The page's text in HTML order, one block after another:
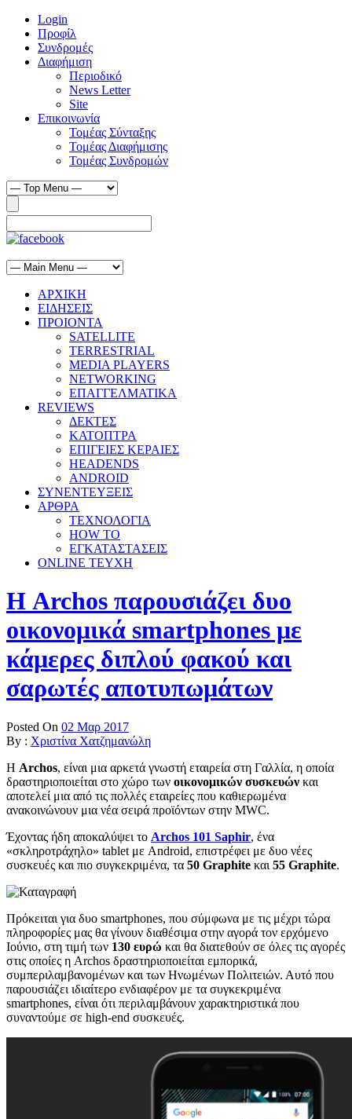
Login
Προφίλ
Συνδρομές
Διαφήμιση
Περιοδικό
News Letter
Site
Επικοινωνία
Τομέας Σύνταξης
Τομέας Διαφήμισης
Τομέας Συνδρομών
ΑΡΧΙΚΗ
ΕΙΔΗΣΕΙΣ
ΠΡΟΙΟΝΤΑ
SATELLITE
TERRESTRIAL
MEDIA PLAYERS
NETWORKING
ΕΠΑΓΓΕΛΜΑΤΙΚΑ
REVIEWS
ΔΕΚΤΕΣ
ΚΑΤΟΠΤΡΑ
ΕΠΙΓΕΙΕΣ ΚΕΡΑΙΕΣ
HEADENDS
ANDROID
ΣΥΝΕΝΤΕΥΞΕΙΣ
ΑΡΘΡΑ
ΤΕΧΝΟΛΟΓΙΑ
HOW TO
ΕΓΚΑΤΑΣΤΑΣΕΙΣ
ONLINE TEYXH
Η Archos παρουσιάζει δυο
οικονομικά smartphones με
κάμερες διπλού φακού και
σαρωτές αποτυπωμάτων
Posted On 02 Μαρ 2017
By : Χριστίνα Χατζημανώλη
Η Archos, είναι μια αρκετά γνωστή εταιρεία στη Γαλλία, η οποία
δραστηριοποιείται στο χώρο των οικονομικών συσκευών και
αποτελεί μια από τις πολλές εταιρείες που καθιερωμένα
ανακοινώνουν μια νέα σειρά προϊόντων στην MWC.
Έχοντας ήδη αποκαλύψει το Archos 101 Saphir, ένα
«σκληροτράχηλο» tablet με Android, επιστρέφει με δυο νέες
συσκευές και πιο συγκεκριμένα, τα 50 Graphite και 55 Graphite.
Πρόκειται για δυο smartphones, που σύμφωνα με τις μέχρι τώρα
πληροφορίες μας θα γίνουν διαθέσιμα στην αγορά τον ερχόμενο
Ιούνιο, στη τιμή των 130 ευρώ και θα διατεθούν σε όλες τις αγορές
στις οποίες η Archos δραστηριοποιείται εμπορικά,
συμπεριλαμβανομένων και των Ηνωμένων Πολιτειών. Αυτό που
παρουσιάζει ιδιαίτερο ενδιαφέρον με τα συγκεκριμένα
smartphones, είναι ότι περιλαμβάνουν χαρακτηριστικά που
συναντούμε σε high-end συσκευές.